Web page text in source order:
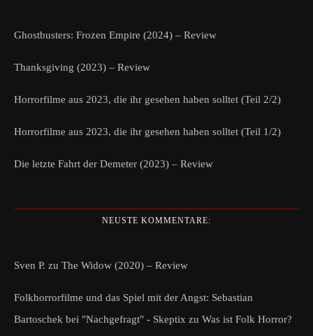
Ghostbusters: Frozen Empire (2024) – Review
Thanksgiving (2023) – Review
Horrorfilme aus 2023, die ihr gesehen haben solltet (Teil 2/2)
Horrorfilme aus 2023, die ihr gesehen haben solltet (Teil 1/2)
Die letzte Fahrt der Demeter (2023) – Review
NEUSTE KOMMENTARE:
Sven P. zu The Widow (2020) – Review
Folkhorrorfilme und das Spiel mit der Angst: Sebastian
Bartoschek bei "Nachgefragt" - Skeptix zu Was ist Folk Horror?